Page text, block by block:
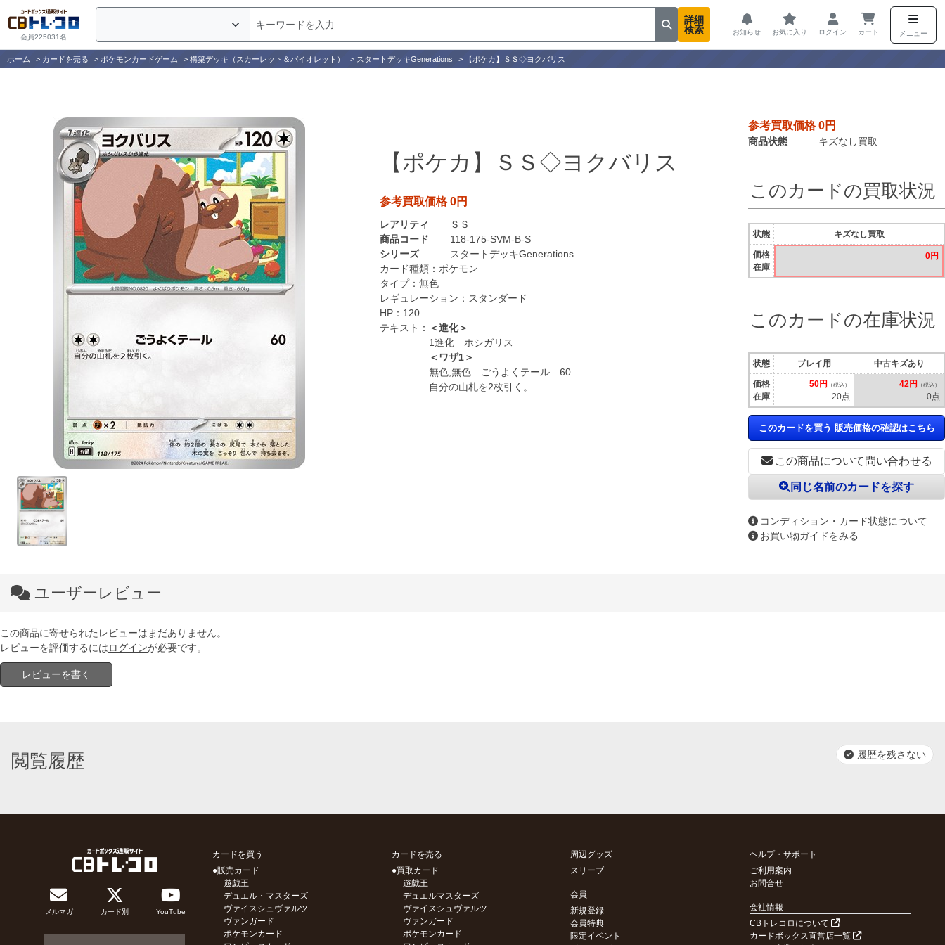
会員225031名
詳細
検索
お知らせ お気に入り ログイン カート メニュー
ホーム > カードを売る > ポケモンカードゲーム > 構築デッキ（スカーレット＆バイオレット） > スタートデッキGenerations > 【ポケカ】ＳＳ◇ヨクバリス
【ポケカ】ＳＳ◇ヨクバリス
参考買取価格 0円
レアリティ
ＳＳ
商品コード
118-175-SVM-B-S
シリーズ
スタートデッキGenerations
カード種類： ポケモン
タイプ： 無色
レギュレーション： スタンダード
HP： 120
テキスト： ＜進化＞
1進化 ホシガリス
＜ワザ1＞
無色,無色 ごうよくテール 60
自分の山札を2枚引く。
参考買取価格 0円
商品状態 キズなし買取
この商品について問い合わせる
同じ名前のカードを探す
コンディション・カード状態について
お買い物ガイドをみる
このカードの買取状況
状態
価格
在庫
キズなし買取
0円
このカードの在庫状況
状態
価格
在庫
プレイ用
50円 （税込）
20点
中古キズあり
42円 （税込）
0点
このカードを買う 販売価格の確認はこちら
ユーザーレビュー
この商品に寄せられたレビューはまだありません。
レビューを評価するにはログインが必要です。
レビューを書く
閲覧履歴 履歴を残さない
メルマガ カード別 YouTube
カードを買う
●販売カード
遊戯王
デュエル・マスターズ
ヴァイスシュヴァルツ
ヴァンガード
ポケモンカード
カードを売る
●買取カード
遊戯王
デュエルマスターズ
ヴァイスシュヴァルツ
ヴァンガード
ポケモンカード
周辺グッズ
スリーブ
会員
新規登録
会員特典
限定イベント
ヘルプ・サポート
ご利用案内
お問合せ
会社情報
CBトレコロについて
カードボックス直営店一覧